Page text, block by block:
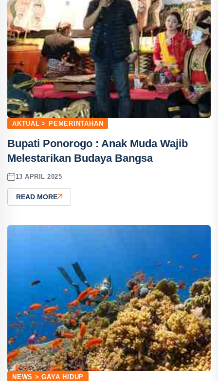
AKTUAL > PEMERINTAHAN
Bupati Ponorogo : Anak Muda Wajib
Melestarikan Budaya Bangsa
13 APRIL 2025
READ MORE
NEWS > GAYA HIDUP